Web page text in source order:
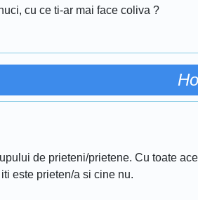
cu ce ti-ar mai face coliva ?
de prieteni/prietene. Cu toate
este prieten/a si cine nu.